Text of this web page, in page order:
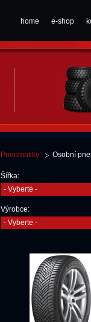
home e-shop
Pneumatiky Osobní
Šířka:
- Vyberte -
Výrobce:
- Vyberte -